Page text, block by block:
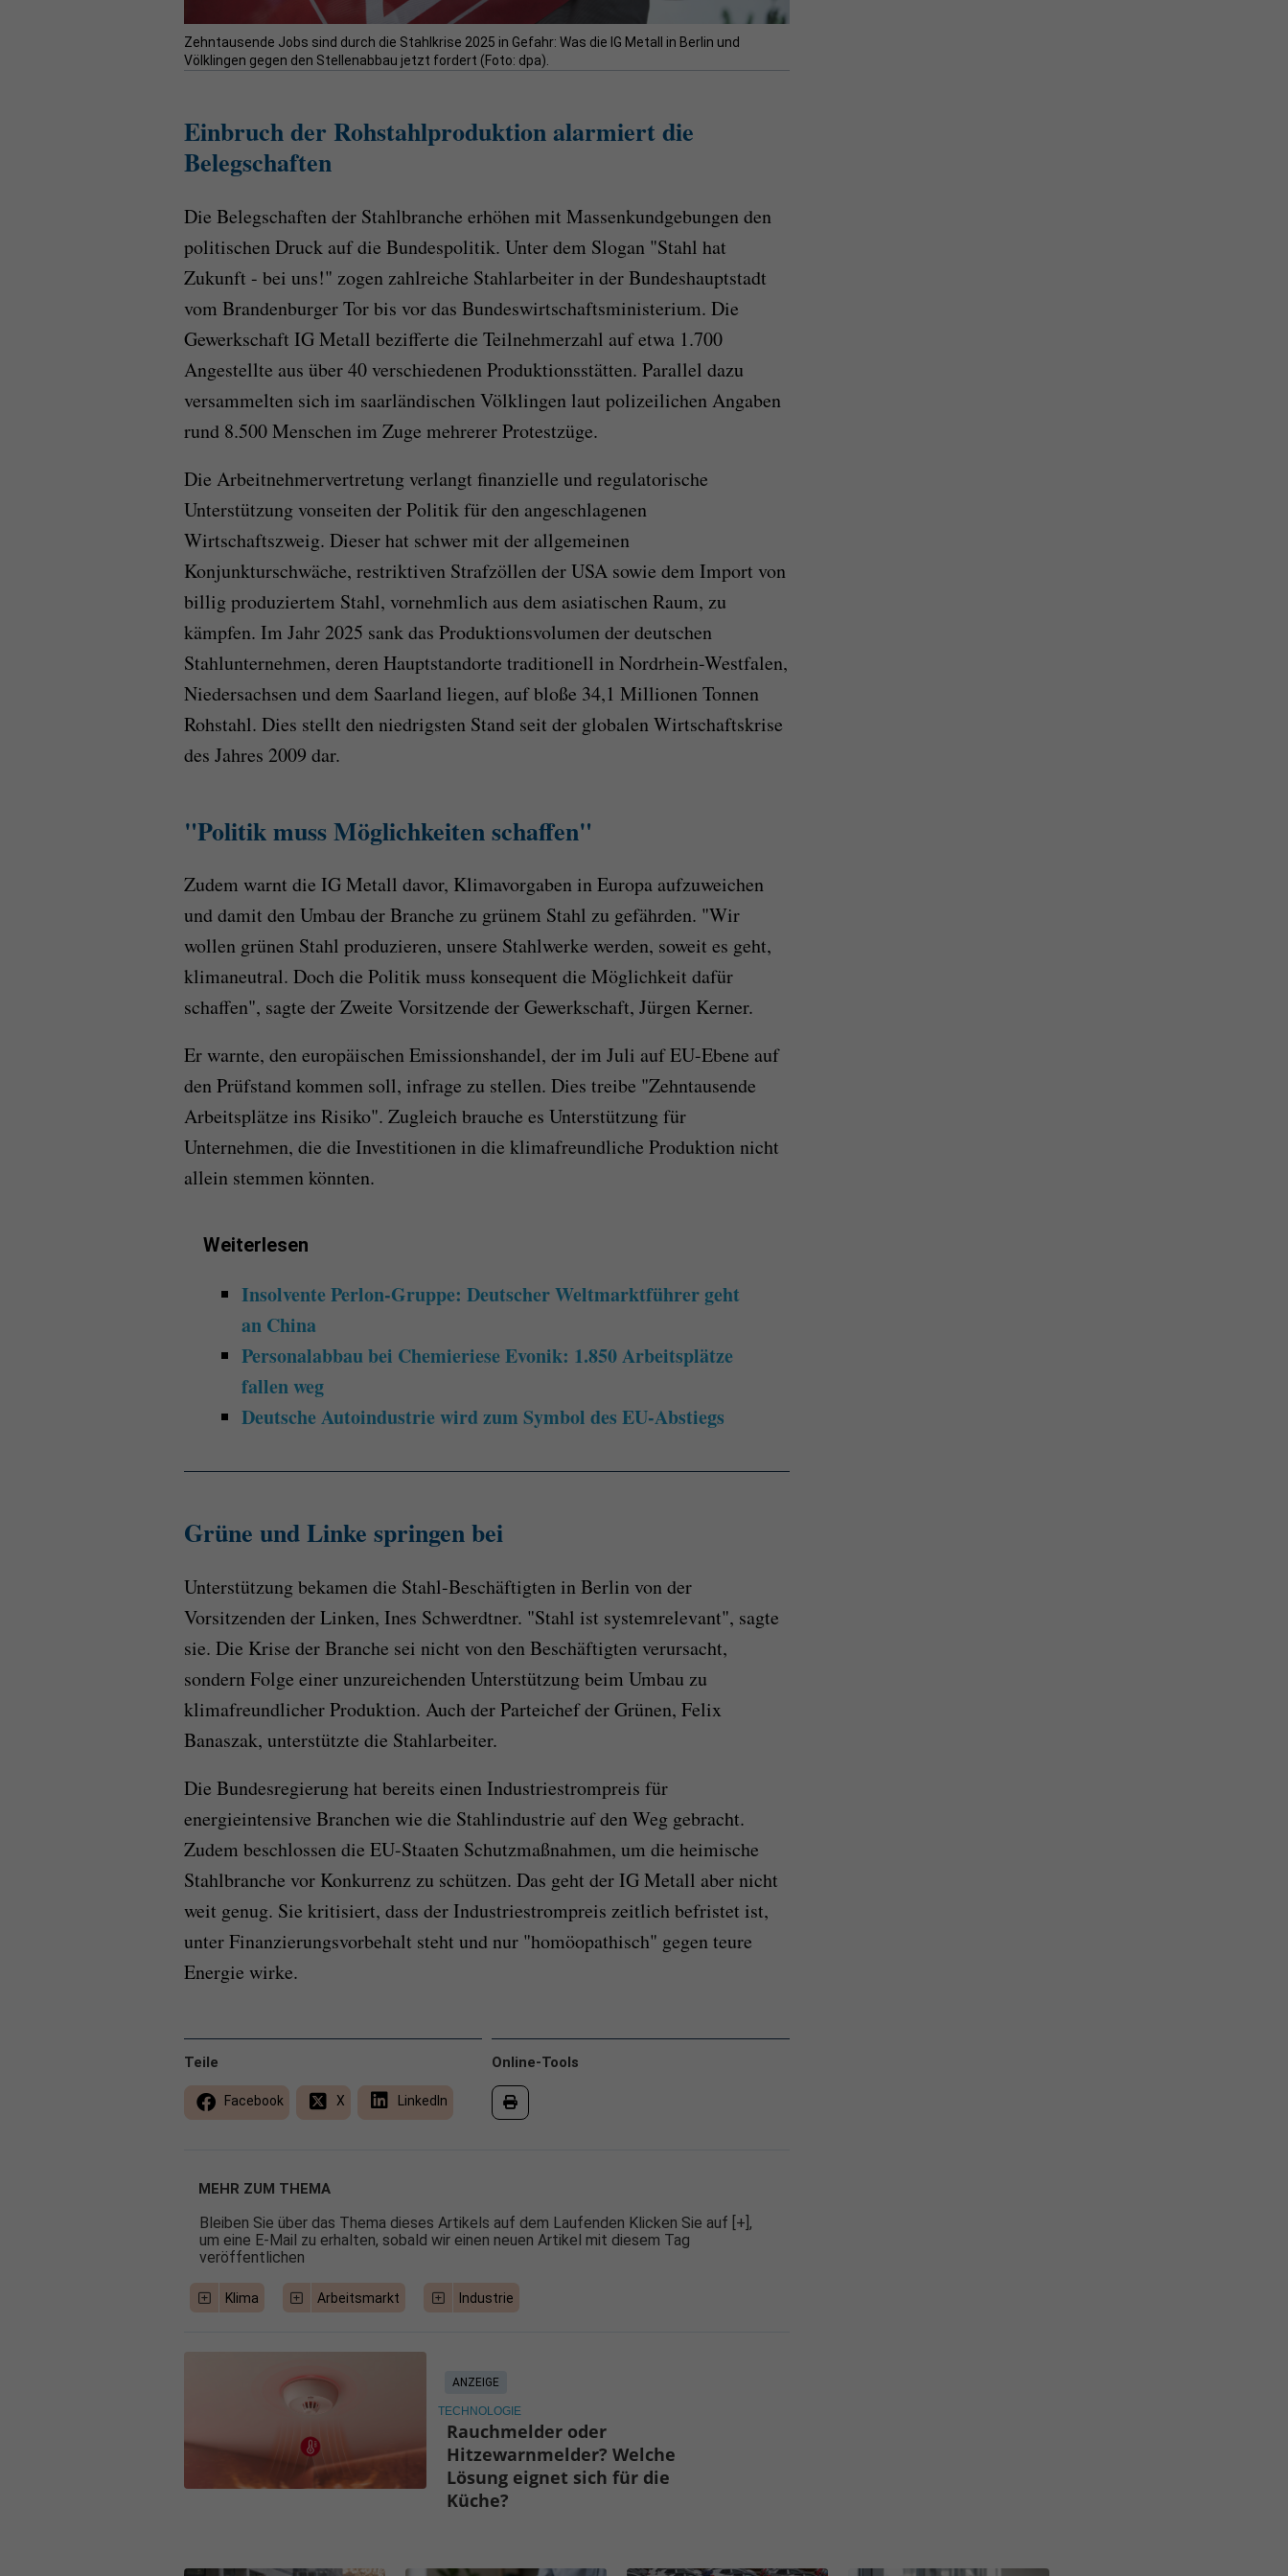
Zehntausende Jobs sind durch die Stahlkrise 2025 in Gefahr: Was die IG Metall in Berlin und
Völklingen gegen den Stellenabbau jetzt fordert (Foto: dpa).
Einbruch der Rohstahlproduktion alarmiert die
Belegschaften
Die Belegschaften der Stahlbranche erhöhen mit Massenkundgebungen den
politischen Druck auf die Bundespolitik. Unter dem Slogan "Stahl hat
Zukunft - bei uns!" zogen zahlreiche Stahlarbeiter in der Bundeshauptstadt
vom Brandenburger Tor bis vor das Bundeswirtschaftsministerium. Die
Gewerkschaft IG Metall bezifferte die Teilnehmerzahl auf etwa 1.700
Angestellte aus über 40 verschiedenen Produktionsstätten. Parallel dazu
versammelten sich im saarländischen Völklingen laut polizeilichen Angaben
rund 8.500 Menschen im Zuge mehrerer Protestzüge.
Die Arbeitnehmervertretung verlangt finanzielle und regulatorische
Unterstützung vonseiten der Politik für den angeschlagenen
Wirtschaftszweig. Dieser hat schwer mit der allgemeinen
Konjunkturschwäche, restriktiven Strafzöllen der USA sowie dem Import von
billig produziertem Stahl, vornehmlich aus dem asiatischen Raum, zu
kämpfen. Im Jahr 2025 sank das Produktionsvolumen der deutschen
Stahlunternehmen, deren Hauptstandorte traditionell in Nordrhein-Westfalen,
Niedersachsen und dem Saarland liegen, auf bloße 34,1 Millionen Tonnen
Rohstahl. Dies stellt den niedrigsten Stand seit der globalen Wirtschaftskrise
des Jahres 2009 dar.
"Politik muss Möglichkeiten schaffen"
Zudem warnt die IG Metall davor, Klimavorgaben in Europa aufzuweichen
und damit den Umbau der Branche zu grünem Stahl zu gefährden. "Wir
wollen grünen Stahl produzieren, unsere Stahlwerke werden, soweit es geht,
klimaneutral. Doch die Politik muss konsequent die Möglichkeit dafür
schaffen", sagte der Zweite Vorsitzende der Gewerkschaft, Jürgen Kerner.
Er warnte, den europäischen Emissionshandel, der im Juli auf EU-Ebene auf
den Prüfstand kommen soll, infrage zu stellen. Dies treibe "Zehntausende
Arbeitsplätze ins Risiko". Zugleich brauche es Unterstützung für
Unternehmen, die die Investitionen in die klimafreundliche Produktion nicht
allein stemmen könnten.
Weiterlesen
Insolvente Perlon-Gruppe: Deutscher Weltmarktführer geht
an China
Personalabbau bei Chemieriese Evonik: 1.850 Arbeitsplätze
fallen weg
Deutsche Autoindustrie wird zum Symbol des EU-Abstiegs
Grüne und Linke springen bei
Unterstützung bekamen die Stahl-Beschäftigten in Berlin von der
Vorsitzenden der Linken, Ines Schwerdtner. "Stahl ist systemrelevant", sagte
sie. Die Krise der Branche sei nicht von den Beschäftigten verursacht,
sondern Folge einer unzureichenden Unterstützung beim Umbau zu
klimafreundlicher Produktion. Auch der Parteichef der Grünen, Felix
Banaszak, unterstützte die Stahlarbeiter.
Die Bundesregierung hat bereits einen Industriestrompreis für
energieintensive Branchen wie die Stahlindustrie auf den Weg gebracht.
Zudem beschlossen die EU-Staaten Schutzmaßnahmen, um die heimische
Stahlbranche vor Konkurrenz zu schützen. Das geht der IG Metall aber nicht
weit genug. Sie kritisiert, dass der Industriestrompreis zeitlich befristet ist,
unter Finanzierungsvorbehalt steht und nur "homöopathisch" gegen teure
Energie wirke.
Online-Tools
Teile
Facebook X LinkedIn
MEHR ZUM THEMA
Bleiben Sie über das Thema dieses Artikels auf dem Laufenden Klicken Sie auf [+],
um eine E-Mail zu erhalten, sobald wir einen neuen Artikel mit diesem Tag
veröffentlichen
Klima Arbeitsmarkt Industrie
ANZEIGE
TECHNOLOGIE
Rauchmelder oder
Hitzewarnmelder? Welche
Lösung eignet sich für die
Küche?